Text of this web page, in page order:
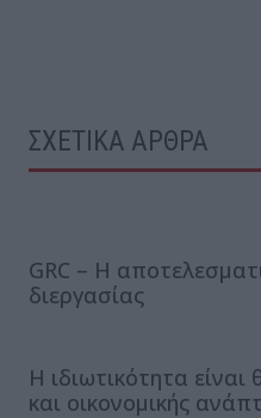
ΣΧΕΤΙΚΑ ΑΡΘΡΑ
GRC – Η
διεργασίας
Η ιδιωτικότητα
και οικονομικής